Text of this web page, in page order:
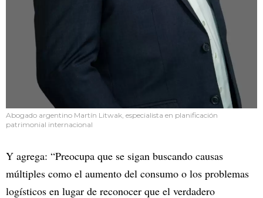
Abogado argentino Martín Litwak, especialista en planificación
patrimonial internacional
Y agrega: “Preocupa que se sigan buscando causas
múltiples como el aumento del consumo o los problemas
logísticos en lugar de reconocer que el verdadero